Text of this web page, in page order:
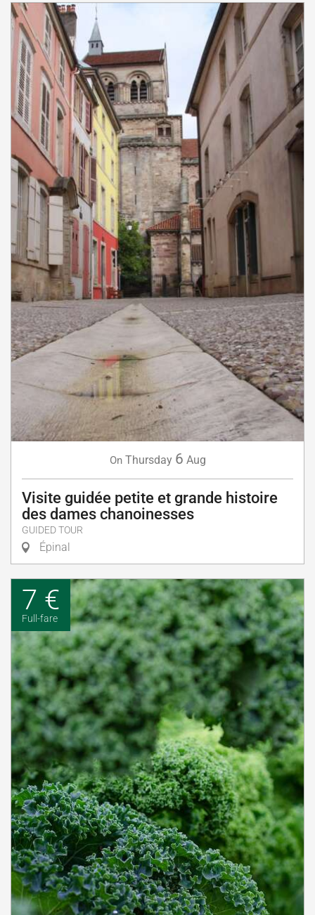
On Thursday 6 Aug
Visite guidée petite et grande histoire
des dames chanoinesses
GUIDED TOUR
Épinal
7 €
Full-fare